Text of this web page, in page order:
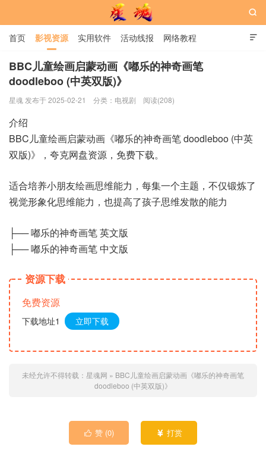
星魂网

首页 影视资源 实用软件 活动线报 网络教程
用户中心 书籍 娱乐

BBC儿童绘画启蒙动画《嘟乐的神奇画笔
doodleboo (中英双版)》
星魂 发布于 2025-02-21 分类： 电视剧 阅读(208)
介绍
BBC儿童绘画启蒙动画《嘟乐的神奇画笔 doodleboo (中英
双版)》，夸克网盘资源，免费下载。
适合培养小朋友绘画思维能力，每集一个主题，不仅锻炼了
视觉形象化思维能力，也提高了孩子思维发散的能力
├── 嘟乐的神奇画笔 英文版
├── 嘟乐的神奇画笔 中文版
资源下载
免费资源
下载地址1 立即下载
未经允许不得转载： 星魂网 » BBC儿童绘画启蒙动画《嘟乐的神奇画笔
doodleboo (中英双版)》
 赞 (0)  打赏